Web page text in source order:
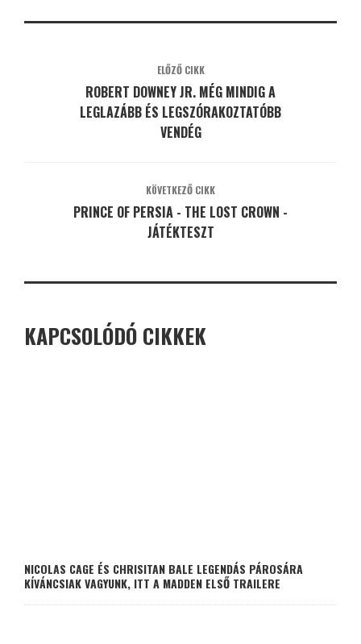
ELŐZŐ CIKK
ROBERT DOWNEY JR. MÉG MINDIG A
LEGLAZÁBB ÉS LEGSZÓRAKOZTATÓBB
VENDÉG
KÖVETKEZŐ CIKK
PRINCE OF PERSIA - THE LOST CROWN -
JÁTÉKTESZT
KAPCSOLÓDÓ CIKKEK
NICOLAS CAGE ÉS CHRISITAN BALE LEGENDÁS PÁROSÁRA
KÍVÁNCSIAK VAGYUNK, ITT A MADDEN ELSŐ TRAILERE